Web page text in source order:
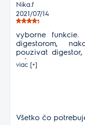
Nika.f
2021/07/14
vyborne funkcie.
digestorom,
pouzivat
vyborny pomer
viac [+]
Všetko čo